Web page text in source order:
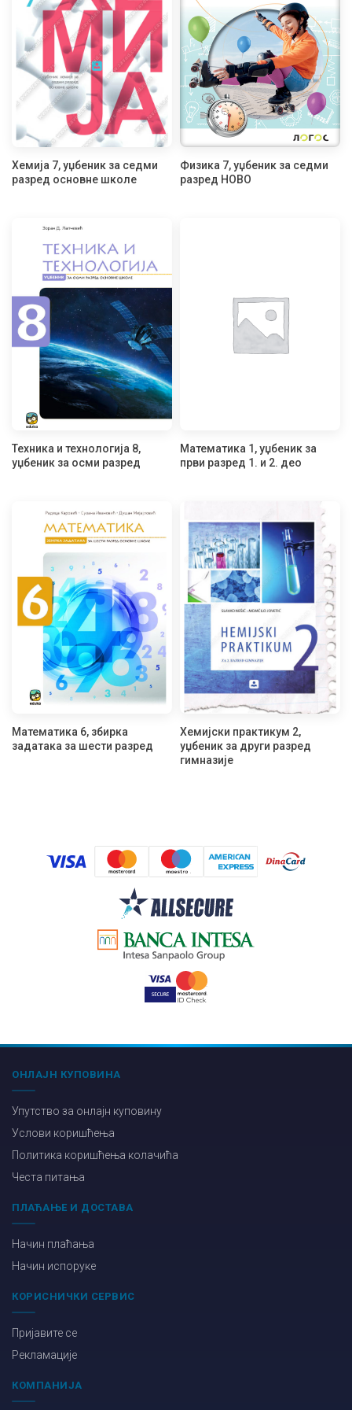
Хемија 7, уџбеник за седми
разред основне школе
Физика 7, уџбеник за седми
разред НОВО
Техника и технологија 8,
уџбеник за осми разред
Математика 1, уџбеник за
први разред 1. и 2. део
Математика 6, збирка
задатака за шести разред
Хемијски практикум 2,
уџбеник за други разред
гимназије
ОНЛАЈН КУПОВИНА
Упутство за онлајн куповину
Услови коришћења
Политика коришћења колачића
Честа питања
ПЛАЋАЊЕ И ДОСТАВА
Начин плаћања
Начин испоруке
КОРИСНИЧКИ СЕРВИС
Пријавите се
Рекламације
КОМПАНИЈА